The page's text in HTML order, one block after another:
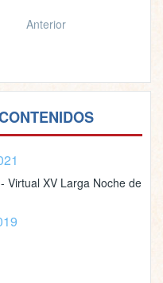
Anterior
Virtual XV Larga Noche de